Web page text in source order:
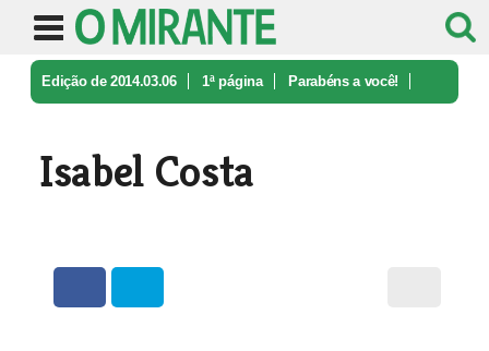
Edição de 2014.03.06 1ª página Parabéns a você!
Isabel Costa